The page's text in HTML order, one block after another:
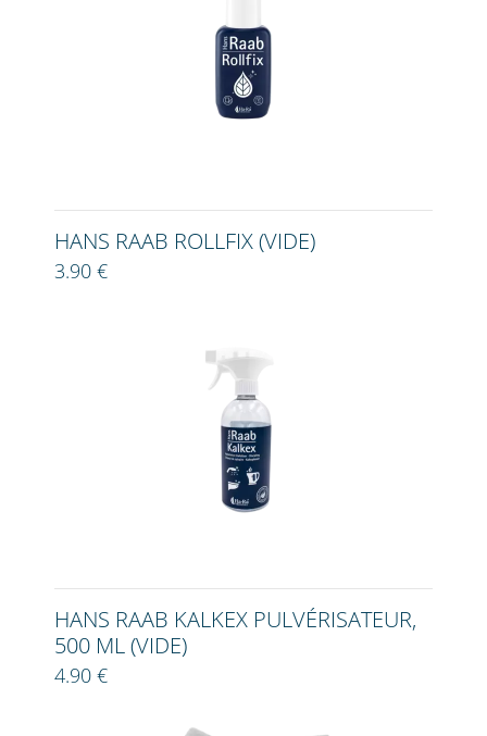
HANS RAAB ROLLFIX (VIDE)
3.90 €
HANS RAAB KALKEX PULVÉRISATEUR,
500 ML (VIDE)
4.90 €